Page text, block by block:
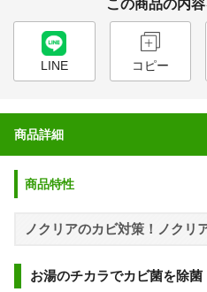
この商品の内
LINE コピー
商品詳細
商品特性
ノクリアのカビ対策！ノクリ
お湯のチカラでカビ菌を除菌